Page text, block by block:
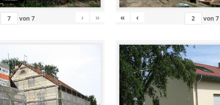
von7 › » « ‹ von7